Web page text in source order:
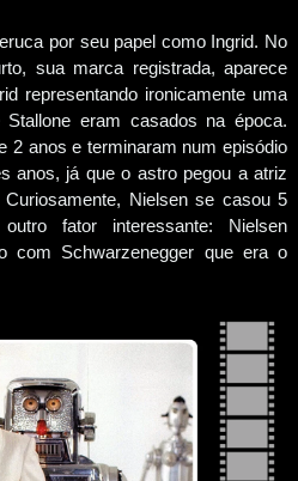
por seu papel como Ingrid. No
sua marca registrada, aparece
representando ironicamente uma
eram casados na época.
2 anos e terminaram num episódio
anos, já que o astro pegou a atriz
Nielsen se casou 5
fator interessante: Nielsen
com Schwarzenegger que era o